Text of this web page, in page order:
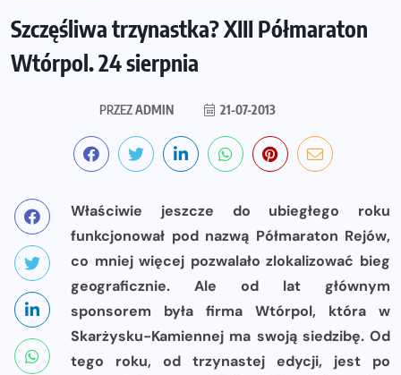
Szczęśliwa trzynastka? XIII Półmaraton
Wtórpol. 24 sierpnia
PRZEZADMIN 21-07-2013
Właściwie jeszcze do ubiegłego roku
funkcjonował pod nazwą Półmaraton Rejów,
co mniej więcej pozwalało zlokalizować bieg
geograficznie. Ale od lat głównym
sponsorem była firma Wtórpol, która w
Skarżysku-Kamiennej ma swoją siedzibę. Od
tego roku, od trzynastej edycji, jest po